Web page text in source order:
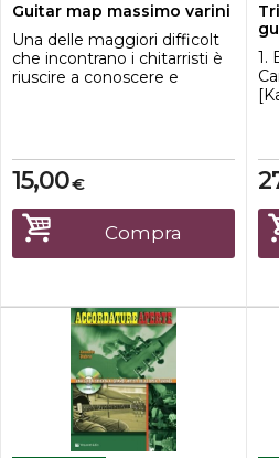
Guitar map massimo varini
Una delle maggiori difficolt
che incontrano i chitarristi è
riuscire a conoscere e
di note, accordi e posizioni
sono complesse e
richiedono diverse
diteggiature della mano
sinistra. Per impa...
€
15,00
Compra
1.